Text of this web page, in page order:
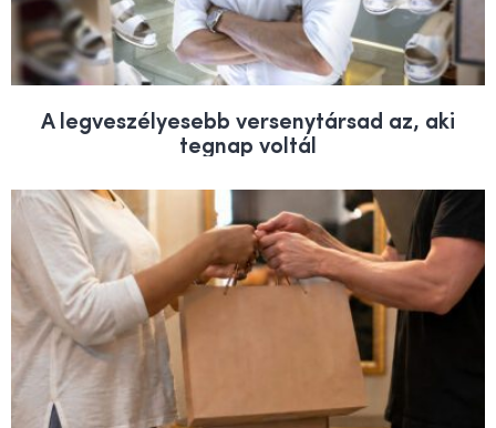
A legveszélyesebb versenytársad az, aki
tegnap voltál